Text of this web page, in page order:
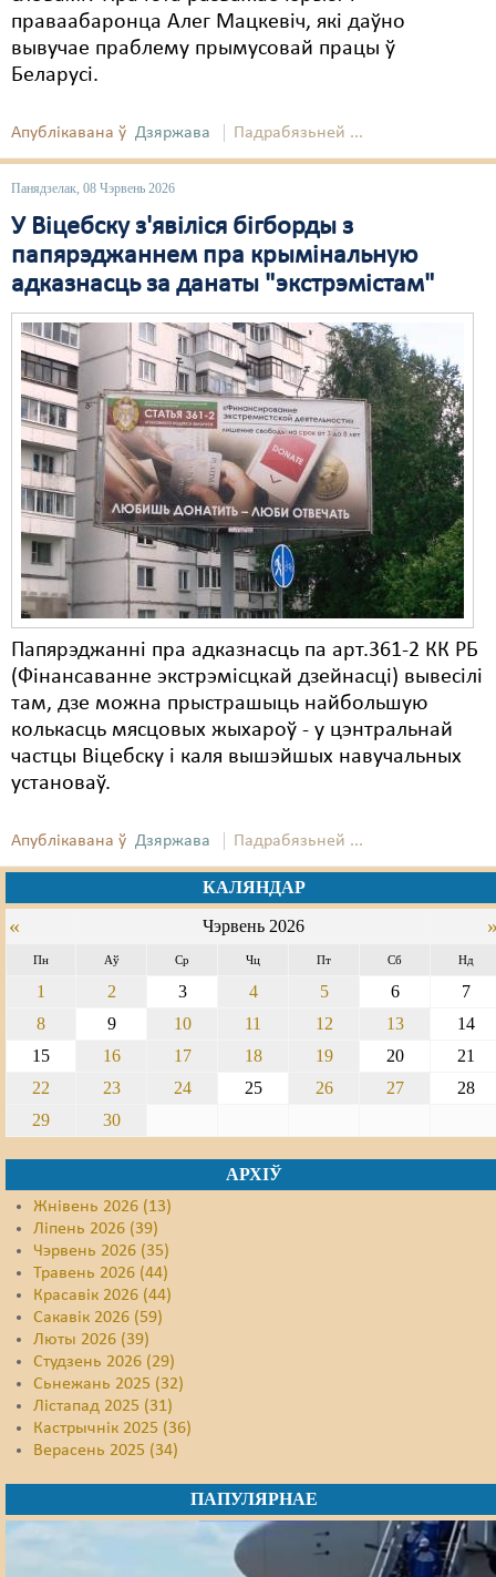
праваабаронца Алег Мацкевіч, які даўно
вывучае праблему прымусовай працы ў
Беларусі.
Апублікавана ў Дзяржава Падрабязьней ...
Панядзелак, 08 Чэрвень 2026
У Віцебску з'явіліся бігборды з
папярэджаннем пра крымінальную
адказнасць за данаты "экстрэмістам"
Папярэджанні пра адказнасць па арт.361-2 КК РБ
(Фінансаванне экстрэмісцкай дзейнасці) вывесілі
там, дзе можна прыстрашыць найбольшую
колькасць мясцовых жыхароў - у цэнтральнай
частцы Віцебску і каля вышэйшых навучальных
установаў.
Апублікавана ў Дзяржава Падрабязьней ...
КАЛЯНДАР
« Чэрвень 2026
Пн Аў Ср Чц Пт Сб Нд
1 2 3 4 5 6
7
8
9 10 11 12 13
14
15
16 17 18 19 20
21
22
23 24 25 26 27
28
29
30
АРХІЎ
Жнівень 2026 (13)
Ліпень 2026 (39)
Чэрвень 2026 (35)
Травень 2026 (44)
Красавік 2026 (44)
Сакавік 2026 (59)
Люты 2026 (39)
Студзень 2026 (29)
Сьнежань 2025 (32)
Лістапад 2025 (31)
Кастрычнік 2025 (36)
Верасень 2025 (34)
ПАПУЛЯРНАЕ
Суд
Сьмяротнае пакараньне
Правы працоўных